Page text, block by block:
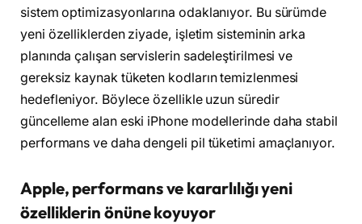
sistem optimizasyonlarına odaklanıyor. Bu sürümde
yeni özelliklerden ziyade, işletim sisteminin arka
planında çalışan servislerin sadeleştirilmesi ve
gereksiz kaynak tüketen kodların temizlenmesi
hedefleniyor. Böylece özellikle uzun süredir
güncelleme alan eski iPhone modellerinde daha stabil
performans ve daha dengeli pil tüketimi amaçlanıyor.
Apple, performans ve kararlılığı yeni
özelliklerin önüne koyuyor